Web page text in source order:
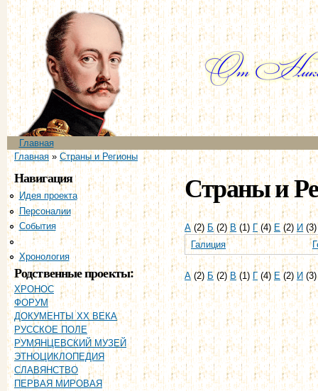
Главное меню
Главная
Вы здесь
Главная» Страны и Регионы
Навигация
Идея проекта
Персоналии
События
Страны и регионы
Хронология
Родственные проекты:
ХРОНОС
ФОРУМ
ДОКУМЕНТЫ XX ВЕКА
РУССКОЕ ПОЛЕ
РУМЯНЦЕВСКИЙ МУЗЕЙ
ЭТНОЦИКЛОПЕДИЯ
СЛАВЯНСТВО
ПЕРВАЯ МИРОВАЯ
Страны и
А(2)Б(2)В(1) Г(4) Е (2) И
Галиция
А(2)Б(2)В(1)Г (4)Е (2)И